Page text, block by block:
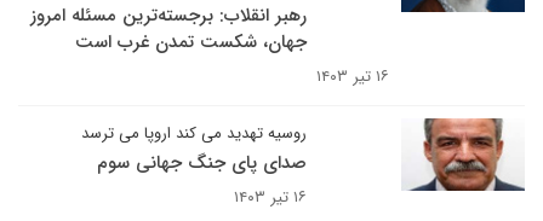
رهبر انقلاب: برجسته‌ترین مسئله امروز
جهان، شکست تمدن غرب است
۱۶ تیر ۱۴۰۳
روسیه تهدید می کند اروپا می ترسد
صدای پای جنگ جهانی سوم
۱۶ تیر ۱۴۰۳